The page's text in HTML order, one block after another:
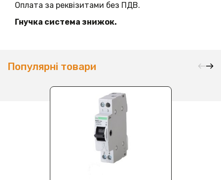
Оплата за реквізитами без ПДВ.
Гнучка система знижок.
Популярні товари